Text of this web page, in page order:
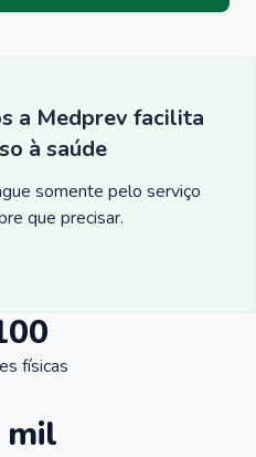
a Medprev facilita
à saúde
somente pelo serviço
que precisar.
físicas
mil